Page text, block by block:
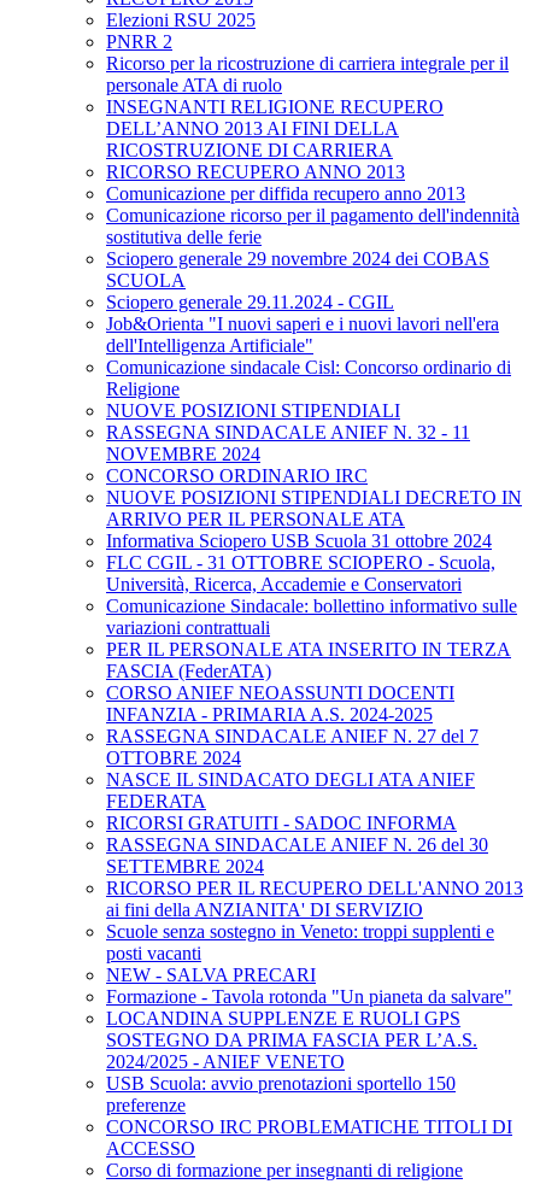
Elezioni RSU 2025
PNRR 2
Ricorso per la ricostruzione di carriera integrale per il
personale ATA di ruolo
INSEGNANTI RELIGIONE RECUPERO
DELL’ANNO 2013 AI FINI DELLA
RICOSTRUZIONE DI CARRIERA
RICORSO RECUPERO ANNO 2013
Comunicazione per diffida recupero anno 2013
Comunicazione ricorso per il pagamento dell'indennità
sostitutiva delle ferie
Sciopero generale 29 novembre 2024 dei COBAS
SCUOLA
Sciopero generale 29.11.2024 - CGIL
Job&Orienta "I nuovi saperi e i nuovi lavori nell'era
dell'Intelligenza Artificiale"
Comunicazione sindacale Cisl: Concorso ordinario di
Religione
NUOVE POSIZIONI STIPENDIALI
RASSEGNA SINDACALE ANIEF N. 32 - 11
NOVEMBRE 2024
CONCORSO ORDINARIO IRC
NUOVE POSIZIONI STIPENDIALI DECRETO IN
ARRIVO PER IL PERSONALE ATA
Informativa Sciopero USB Scuola 31 ottobre 2024
FLC CGIL - 31 OTTOBRE SCIOPERO - Scuola,
Università, Ricerca, Accademie e Conservatori
Comunicazione Sindacale: bollettino informativo sulle
variazioni contrattuali
PER IL PERSONALE ATA INSERITO IN TERZA
FASCIA (FederATA)
CORSO ANIEF NEOASSUNTI DOCENTI
INFANZIA - PRIMARIA A.S. 2024-2025
RASSEGNA SINDACALE ANIEF N. 27 del 7
OTTOBRE 2024
NASCE IL SINDACATO DEGLI ATA ANIEF
FEDERATA
RICORSI GRATUITI - SADOC INFORMA
RASSEGNA SINDACALE ANIEF N. 26 del 30
SETTEMBRE 2024
RICORSO PER IL RECUPERO DELL'ANNO 2013
ai fini della ANZIANITA' DI SERVIZIO
Scuole senza sostegno in Veneto: troppi supplenti e
posti vacanti
NEW - SALVA PRECARI
Formazione - Tavola rotonda "Un pianeta da salvare"
LOCANDINA SUPPLENZE E RUOLI GPS
SOSTEGNO DA PRIMA FASCIA PER L’A.S.
2024/2025 - ANIEF VENETO
USB Scuola: avvio prenotazioni sportello 150
preferenze
CONCORSO IRC PROBLEMATICHE TITOLI DI
ACCESSO
Corso di formazione per insegnanti di religione